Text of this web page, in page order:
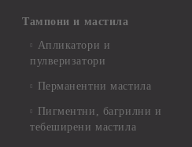
Тампони и мастила
Апликатори и
пулверизатори
Перманентни мастила
Пигментни, багрилни и
тебеширени мастила